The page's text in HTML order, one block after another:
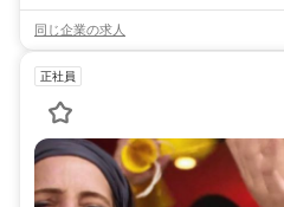
同じ企業の求人
正社員